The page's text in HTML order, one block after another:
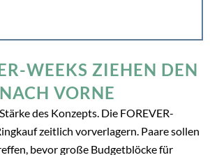
WEEKS ZIEHEN DEN
VORNE
des Konzepts. Die FOREVER-
zeitlich vorverlagern. Paare sollen
bevor große Budgetblöcke für